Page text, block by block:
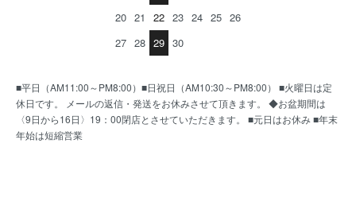
20 21 22 23 24 25 26
27 28 29 30
■平日（AM11:00～PM8:00）■日祝日（AM10:30～PM8:00） ■火曜日は定
休日です。 メールの返信・発送をお休みさせて頂きます。 ◆お盆期間は
〈9日から16日〉19：00閉店とさせていただきます。 ■元日はお休み ■年末
年始は短縮営業